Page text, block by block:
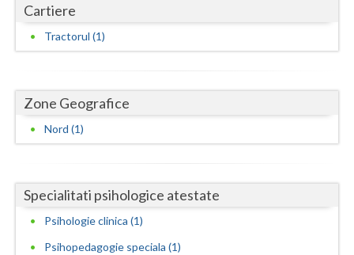
Giurgiu
Hunedoara
Ialomita
Ilfov
Cartiere
Tractorul (1)
Zone Geografice
Nord (1)
Specialitati psihologice atestate
Psihologie clinica (1)
Psihopedagogie speciala (1)